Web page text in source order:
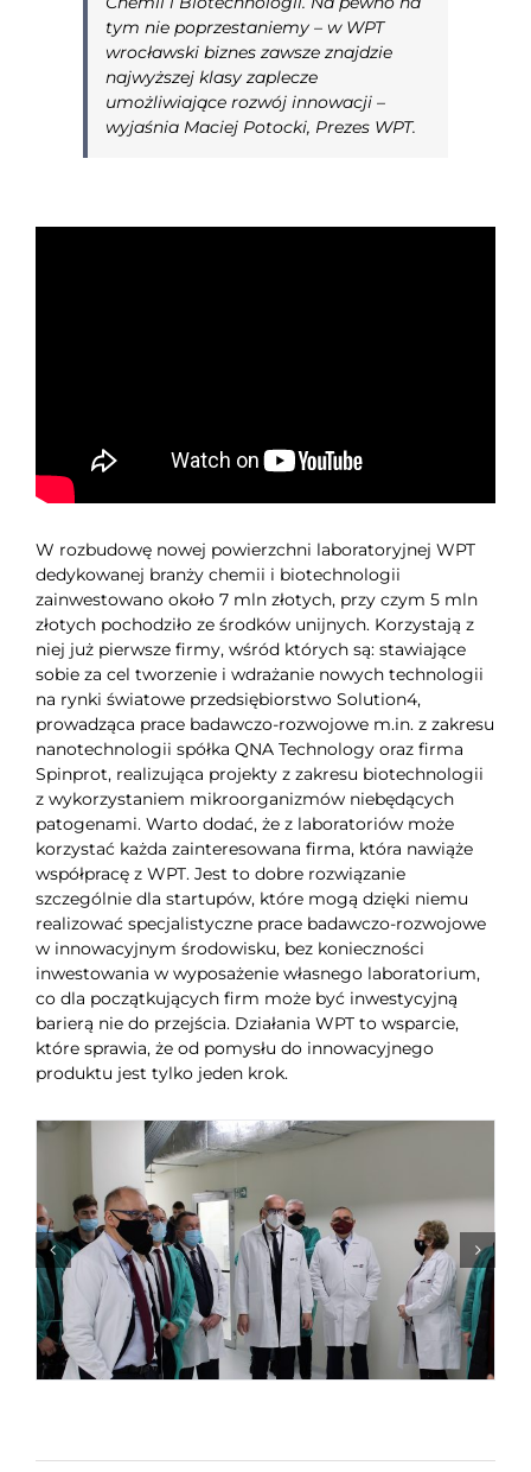
tym nie poprzestaniemy – w WPT
wrocławski biznes zawsze znajdzie
najwyższej klasy zaplecze
umożliwiające rozwój innowacji–
wyjaśnia Maciej Potocki, Prezes WPT.
W rozbudowę nowej powierzchni laboratoryjnej WPT
dedykowanej branży chemii i biotechnologii
zainwestowano około 7 mln złotych, przy czym 5 mln
złotych pochodziło ze środków unijnych. Korzystają z
niej już pierwsze firmy, wśród których są: stawiające
sobie za cel tworzenie i wdrażanie nowych technologii
na rynki światowe przedsiębiorstwo Solution4,
prowadząca prace badawczo-rozwojowe m.in. z zakresu
nanotechnologii spółka QNA Technology oraz firma
Spinprot, realizująca projekty z zakresu biotechnologii
z wykorzystaniem mikroorganizmów niebędących
patogenami. Warto dodać, że z laboratoriów może
korzystać każda zainteresowana firma, która nawiąże
współpracę z WPT. Jest to dobre rozwiązanie
szczególnie dla startupów, które mogą dzięki niemu
realizować specjalistyczne prace badawczo-rozwojowe
w innowacyjnym środowisku, bez konieczności
inwestowania w wyposażenie własnego laboratorium,
co dla początkujących firm może być inwestycyjną
barierą nie do przejścia. Działania WPT to wsparcie,
które sprawia, że od pomysłu do innowacyjnego
produktu jest tylko jeden krok.